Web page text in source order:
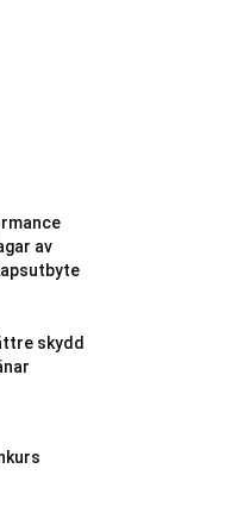
av
skydd